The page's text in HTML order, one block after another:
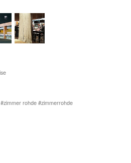
zimmer rohde zimmerrohde